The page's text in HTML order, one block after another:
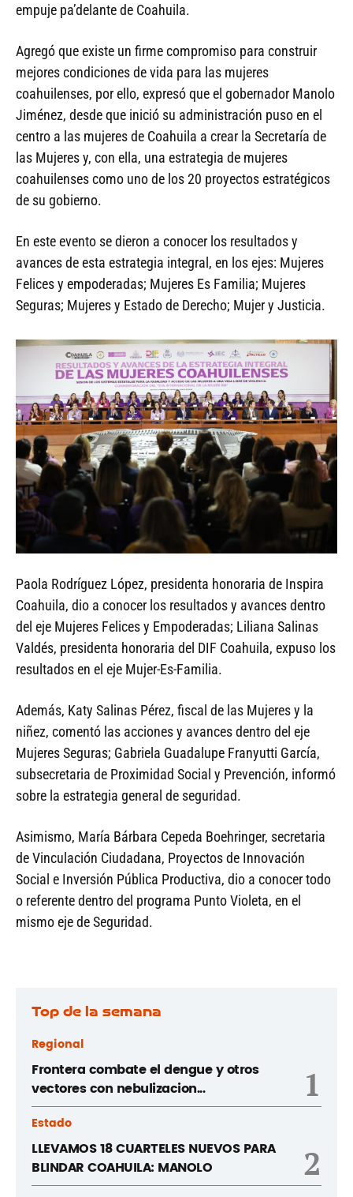
empuje pa’delante de Coahuila.
Agregó que existe un firme compromiso para construir
mejores condiciones de vida para las mujeres
coahuilenses, por ello, expresó que el gobernador Manolo
Jiménez, desde que inició su administración puso en el
centro a las mujeres de Coahuila a crear la Secretaría de
las Mujeres y, con ella, una estrategia de mujeres
coahuilenses como uno de los 20 proyectos estratégicos
de su gobierno.
En este evento se dieron a conocer los resultados y
avances de esta estrategia integral, en los ejes: Mujeres
Felices y empoderadas; Mujeres Es Familia; Mujeres
Seguras; Mujeres y Estado de Derecho; Mujer y Justicia.
Paola Rodríguez López, presidenta honoraria de Inspira
Coahuila, dio a conocer los resultados y avances dentro
del eje Mujeres Felices y Empoderadas; Liliana Salinas
Valdés, presidenta honoraria del DIF Coahuila, expuso los
resultados en el eje Mujer-Es-Familia.
Además, Katy Salinas Pérez, fiscal de las Mujeres y la
niñez, comentó las acciones y avances dentro del eje
Mujeres Seguras; Gabriela Guadalupe Franyutti García,
subsecretaria de Proximidad Social y Prevención, informó
sobre la estrategia general de seguridad.
Asimismo, María Bárbara Cepeda Boehringer, secretaria
de Vinculación Ciudadana, Proyectos de Innovación
Social e Inversión Pública Productiva, dio a conocer todo
o referente dentro del programa Punto Violeta, en el
mismo eje de Seguridad.
Top de la semana
Regional
Frontera combate el dengue y otros
vectores con nebulizacion...
1
Estado
LLEVAMOS 18 CUARTELES NUEVOS PARA
BLINDAR COAHUILA: MANOLO
2